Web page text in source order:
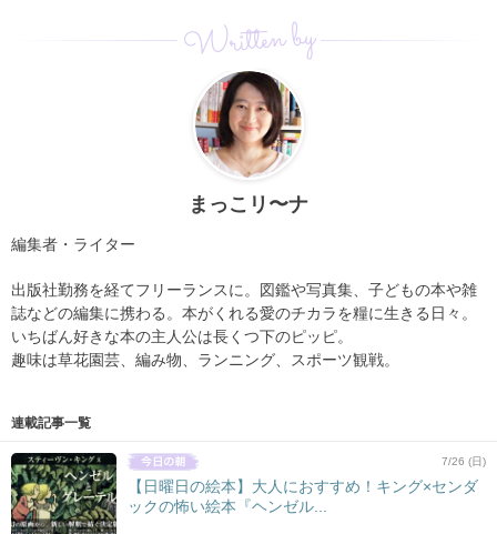
Written by
まっこリ〜ナ
編集者・ライター
出版社勤務を経てフリーランスに。図鑑や写真集、子どもの本や雑
誌などの編集に携わる。本がくれる愛のチカラを糧に生きる日々。
いちばん好きな本の主人公は長くつ下のピッピ。
趣味は草花園芸、編み物、ランニング、スポーツ観戦。
連載記事一覧
7/26 (日)
【日曜日の絵本】大人におすすめ！キング×センダ
ックの怖い絵本『ヘンゼル...